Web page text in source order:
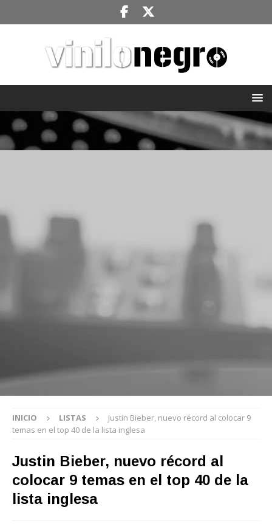
INICIO LISTAS
Justin Bieber, nuevo récord al colocar 9
temas en el top 40 de la lista inglesa
Justin Bieber, nuevo récord al
colocar 9 temas en el top 40 de la
lista inglesa